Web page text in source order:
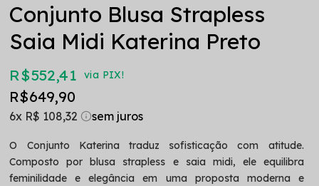
Conjunto Blusa Strapless
Saia Midi Katerina Preto
R$ 552,41 via PIX!
R$ 649,90
6x R$ 108,32
O Conjunto Katerina traduz sofisticação com atitude.
Composto por blusa strapless e saia midi, ele equilibra
feminilidade e elegância em uma proposta moderna e